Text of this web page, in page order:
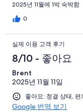
2025년 11월에 1박 숙박함
0
실제 이용 고객 후기
8/10 - 좋아요
Brent
2025년 11월 11일
좋아요: 청결 상태,
Google 번역 보기